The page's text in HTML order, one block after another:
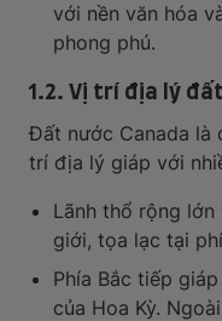
với nền văn hóa
phong phú.
1.2. Vị trí địa lý
Đất nước Canada là
trí địa lý giáp với
Lãnh thổ rộng
giới, tọa lạc tại
Phía Bắc tiếp
của Hoa Kỳ.